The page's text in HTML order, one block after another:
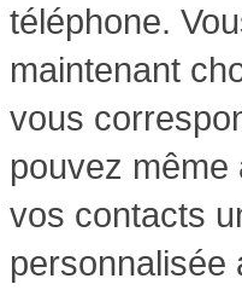
téléphone.
maintenant
vous
pouvez
vos contacts
personnalisée